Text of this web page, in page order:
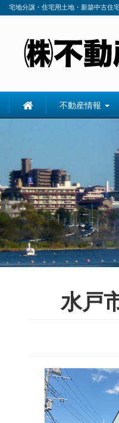
宅地分譲・住宅用土地・新築中古住
不動産情報
水戸